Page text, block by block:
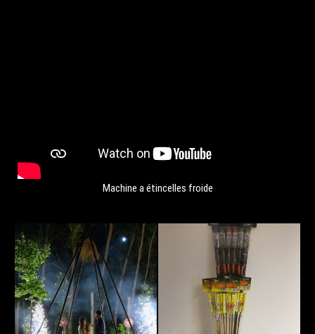
Machine a étincelles froide